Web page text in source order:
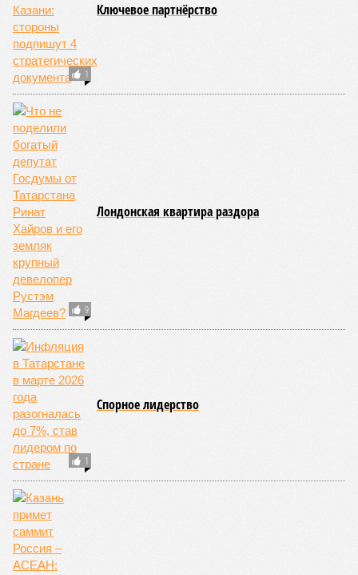
1
Ключевое партнёрство
9
Лондонская квартира раздора
1
Спорное лидерство